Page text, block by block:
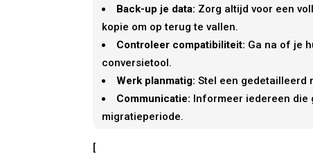
Back-up je data: Zorg altijd voor een
kopie om op terug te vallen.
Controleer compatibiliteit: Ga na of je
conversietool.
Werk planmatig: Stel een gedetailleerd
Communicatie: Informeer iedereen die
migratieperiode.
[